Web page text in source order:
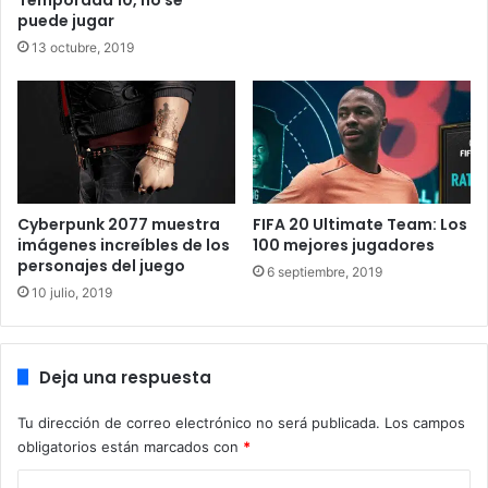
aumentar la escala de los fondos. Por otro lado, incluye
menús mejorados con retratos de personajes de alta
garantizar la buena visibilidad de los textos. Es posible
encontrar algunos errores durante la partida, se
solventarán con futuras actualizaciones.Aquí está la
página web del proyecto. Os dejo con el vídeo y con las
capturas del juego.
puede jugar
13 octubre, 2019
Cyberpunk 2077 muestra
imágenes increíbles de los
personajes del juego
10 julio, 2019
FIFA 20 Ultimate Team: Los
100 mejores jugadores
6 septiembre, 2019
Deja una respuesta
Tu dirección de correo electrónico no será publicada. Los campos
obligatorios están marcados con *